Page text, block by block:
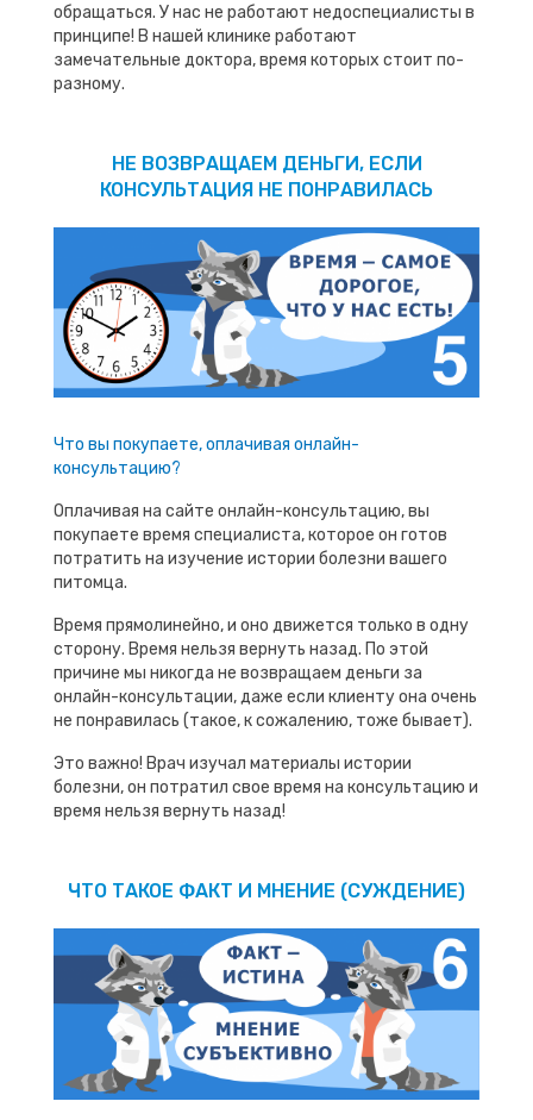
обращаться. У нас не работают недоспециалисты в
принципе! В нашей клинике работают
замечательные доктора, время которых стоит по-
разному.
НЕ ВОЗВРАЩАЕМ ДЕНЬГИ, ЕСЛИ
КОНСУЛЬТАЦИЯ НЕ ПОНРАВИЛАСЬ
Что вы покупаете, оплачивая онлайн-
консультацию?
Оплачивая на сайте онлайн-консультацию, вы
покупаете время специалиста, которое он готов
потратить на изучение истории болезни вашего
питомца.
Время прямолинейно, и оно движется только в одну
сторону. Время нельзя вернуть назад. По этой
причине мы никогда не возвращаем деньги за
онлайн-консультации, даже если клиенту она очень
не понравилась (такое, к сожалению, тоже бывает).
Это важно! Врач изучал материалы истории
болезни, он потратил свое время на консультацию и
время нельзя вернуть назад!
ЧТО ТАКОЕ ФАКТ И МНЕНИЕ (СУЖДЕНИЕ)